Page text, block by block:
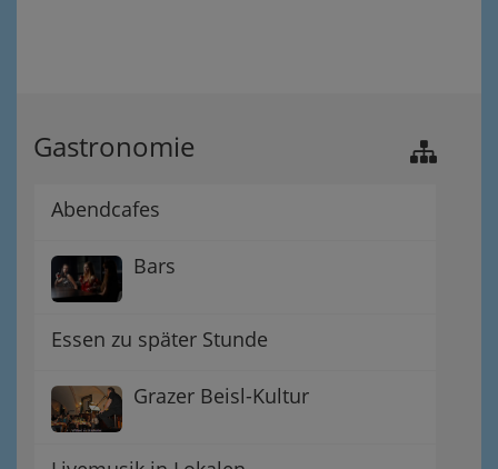
Gastronomie
Abendcafes
Bars
Essen zu später Stunde
Grazer Beisl-Kultur